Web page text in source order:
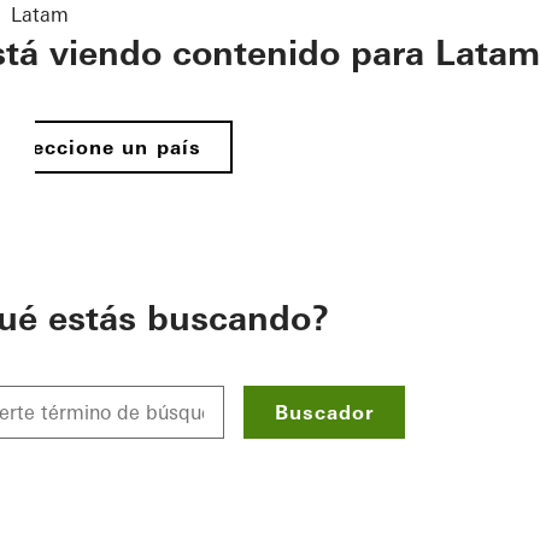
Latam
viendo contenido para Latam
Seleccione un país
estás buscando?
Buscador